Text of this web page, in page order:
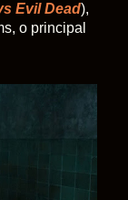
Evil Dead),
o principal